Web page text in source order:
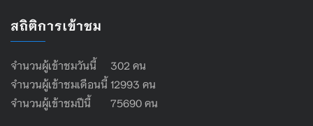
สถิติการเข้าชม
จำนวนผู้เข้าชมวันนี้ 302 คน
จำนวนผู้เข้าชมเดือนนี้ 12993 คน
จำนวนผู้เข้าชมปีนี้ 75690 คน